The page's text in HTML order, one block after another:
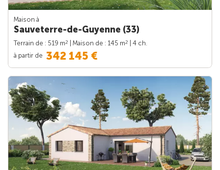
Maison à
Sauveterre-de-Guyenne (33)
Terrain de : 519 m2 | Maison de : 145 m2
| 4 ch.
à partir de 342 145 €